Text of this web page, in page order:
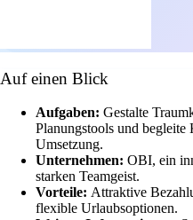
Auf einen Blick
Aufgaben: Gestalte
Planungstools und
Umsetzung.
Unternehmen: OBI, ein
starken Teamgeist.
Vorteile: Attraktive
flexible Urlaubsoptionen.